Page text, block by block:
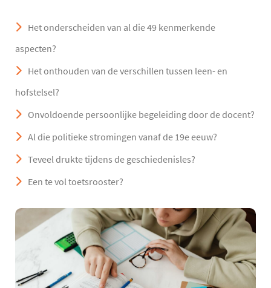
Het onderscheiden van al die 49 kenmerkende
aspecten?
Het onthouden van de verschillen tussen leen- en
hofstelsel?
Onvoldoende persoonlijke begeleiding door de docent?
Al die politieke stromingen vanaf de 19e eeuw?
Teveel drukte tijdens de geschiedenisles?
Een te vol toetsrooster?